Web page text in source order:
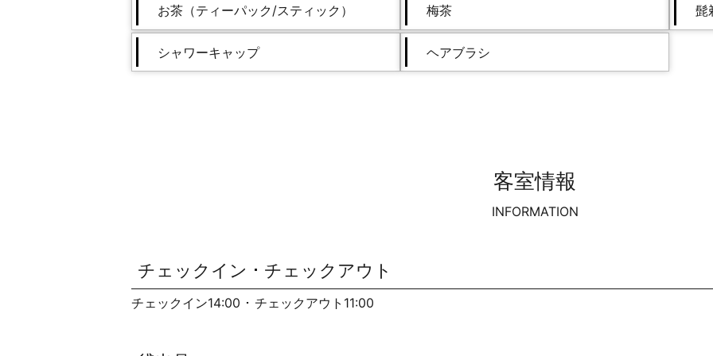
お茶（ティーパック/スティック） 梅茶 髭
シャワーキャップ ヘアブラシ
客室情報
INFORMATION
チェックイン ･ チェックアウト
チェックイン14:00 ･ チェックアウト11:00